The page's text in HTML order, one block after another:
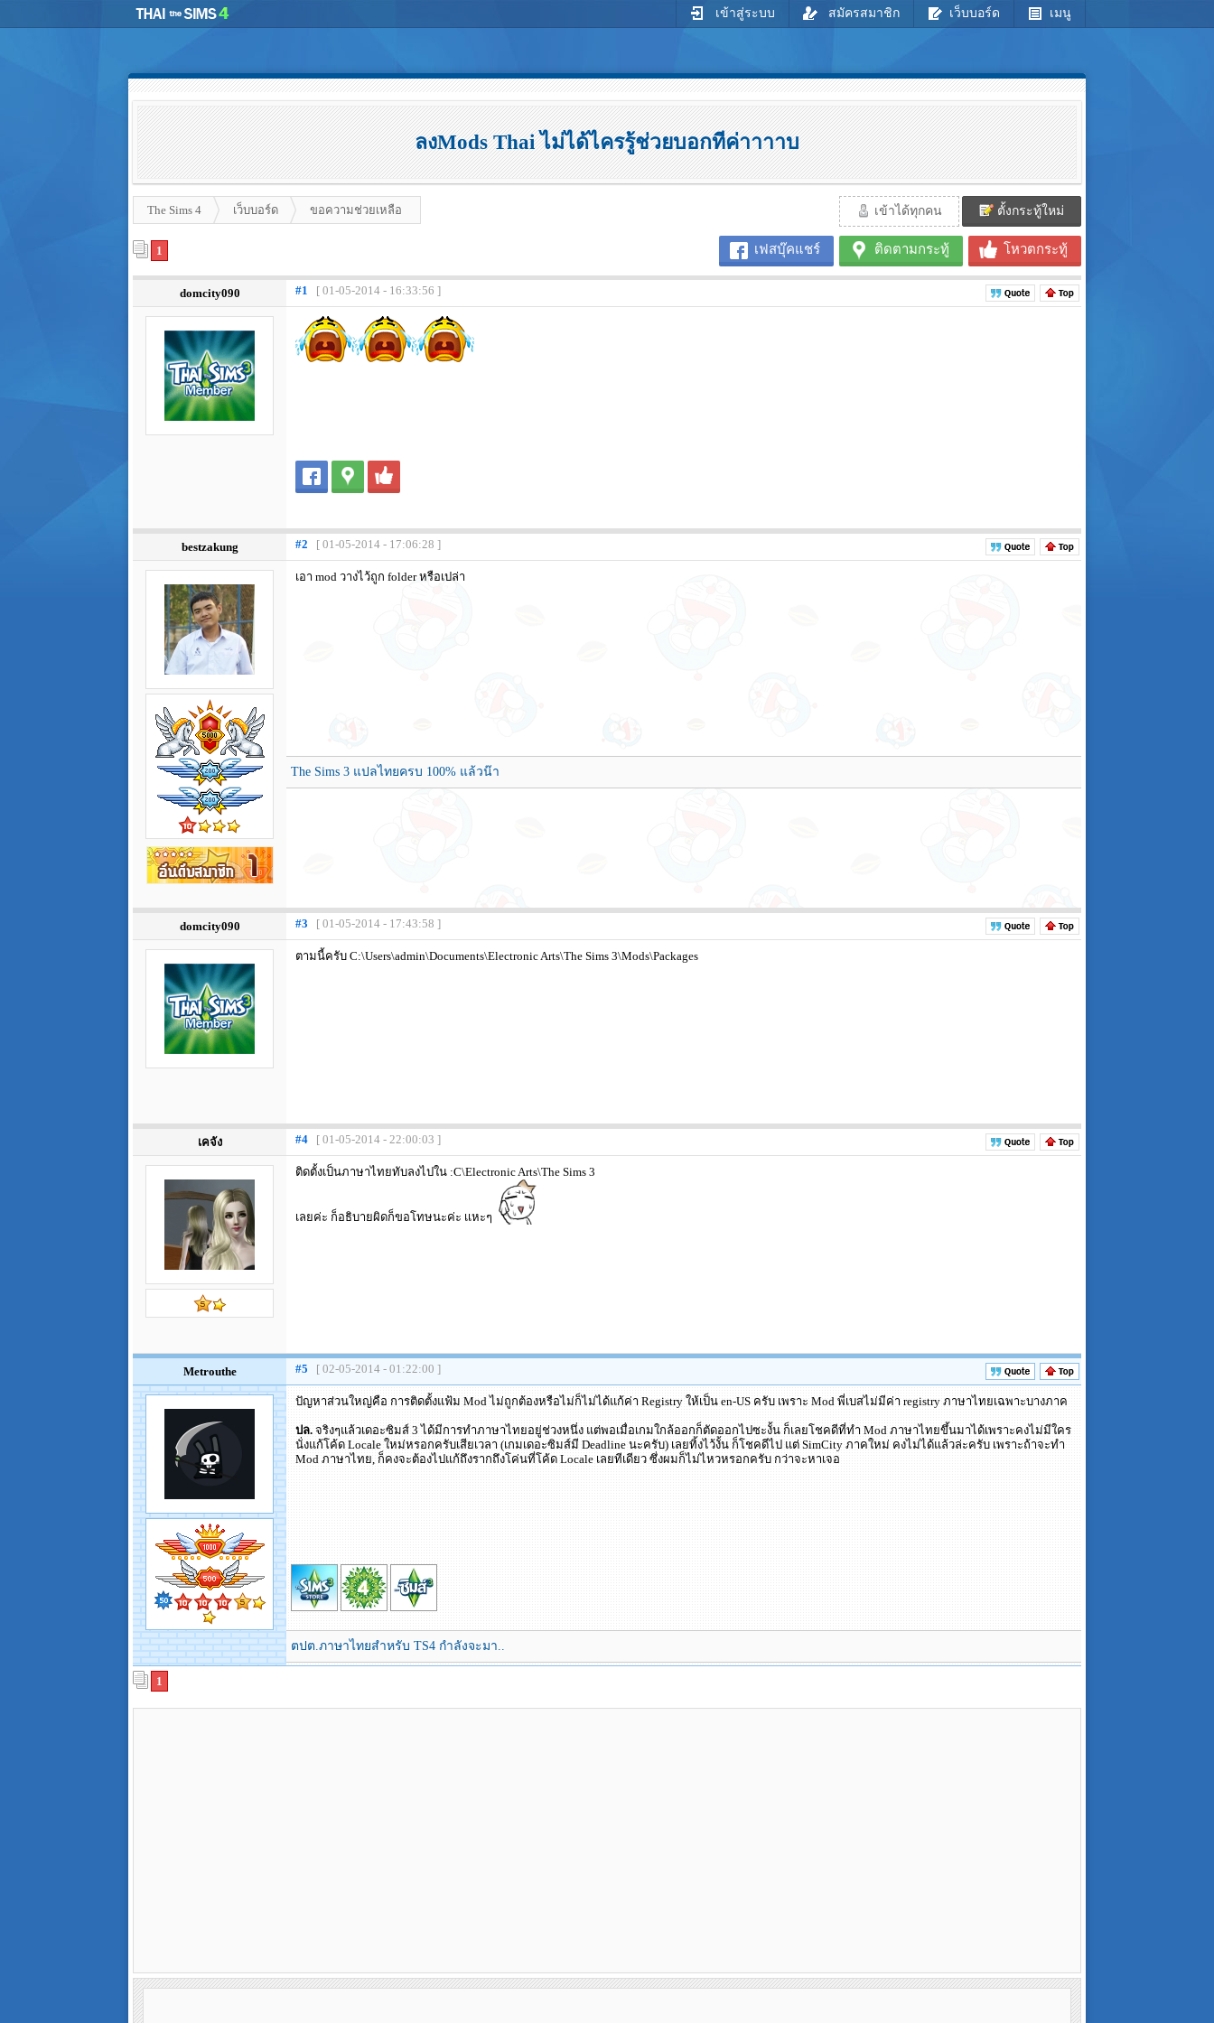
เข้าสู่ระบบ สมัครสมาชิก เว็บบอร์ด เมนู
ลงMods Thai ไม่ได้ไครรู้ช่วยบอกทีค่าาาาบ
The Sims 4 เว็บบอร์ด ขอความช่วยเหลือ เข้าได้ทุกคน ตั้งกระทู้ใหม่
เฟสบุ๊คแชร์ ติดตามกระทู้ โหวตกระทู้
1
domcity090 #1 [ 01-05-2014 - 16:33:56 ]
bestzakung #2 [ 01-05-2014 - 17:06:28 ]
เอา mod วางไว้ถูก folder หรือเปล่า
The Sims 3 แปลไทยครบ 100% แล้วน๊า
domcity090 #3 [ 01-05-2014 - 17:43:58 ]
ตามนี้ครับ C:\Users\admin\Documents\Electronic Arts\The Sims 3\Mods\Packages
เคจัง #4 [ 01-05-2014 - 22:00:03 ]
ติดตั้งเป็นภาษาไทยทับลงไปใน :C\Electronic Arts\The Sims 3
เลยค่ะ ก็อธิบายผิดก็ขอโทษนะค่ะ เเหะๆ
Metrouthe #5 [ 02-05-2014 - 01:22:00 ]
ปัญหาส่วนใหญ่คือ การติดตั้งแฟ้ม Mod ไม่ถูกต้องหรือไม่ก็ไม่ได้แก้ค่า Registry ให้เป็น en-US ครับ เพราะ Mod พี่เบสไม่มีค่า registry ภาษาไทยเฉพาะบางภาค
ปล. จริงๆแล้วเดอะซิมส์ 3 ได้มีการทำภาษาไทยอยู่ช่วงหนึ่ง แต่พอเมื่อเกมใกล้ออกก็ตัดออกไปซะงั้น ก็เลยโชคดีที่ทำ Mod ภาษาไทยขึ้นมาได้เพราะคงไม่มีใคร
นั่งแก้โค้ด Locale ใหม่หรอกครับเสียเวลา (เกมเดอะซิมส์มี Deadline นะครับ) เลยทิ้งไว้งั้น ก็โชคดีไป แต่ SimCity ภาคใหม่ คงไม่ได้แล้วล่ะครับ เพราะถ้าจะทำ
Mod ภาษาไทย, ก็คงจะต้องไปแก้ถึงรากถึงโค่นที่โค้ด Locale เลยทีเดียว ซึ่งผมก็ไม่ไหวหรอกครับ กว่าจะหาเจอ
ตปต.ภาษาไทยสำหรับ TS4 กำลังจะมา..
1